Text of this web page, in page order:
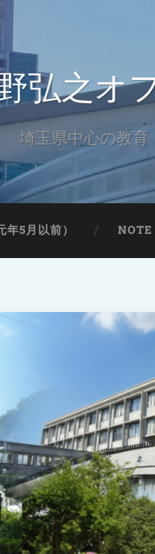
弘之オ
埼玉県中心の教育
5月以前） NOTE